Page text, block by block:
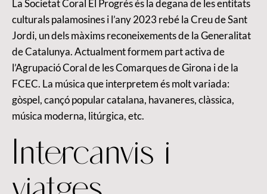
La Societat Coral El Progrés és la degana de les entitats
culturals palamosines i l’any 2023 rebé la Creu de Sant
Jordi, un dels màxims reconeixements de la Generalitat
de Catalunya. Actualment formem part activa de
l’Agrupació Coral de les Comarques de Girona i de la
FCEC. La música que interpretem és molt variada:
gòspel, cançó popular catalana, havaneres, clàssica,
música moderna, litúrgica, etc.
Intercanvis i